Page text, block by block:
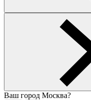
Ваш город Москва?